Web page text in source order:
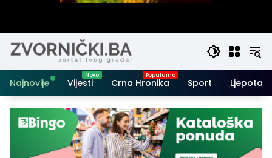
Najnovije Vijesti Crna Hronika Sport Ljepota i